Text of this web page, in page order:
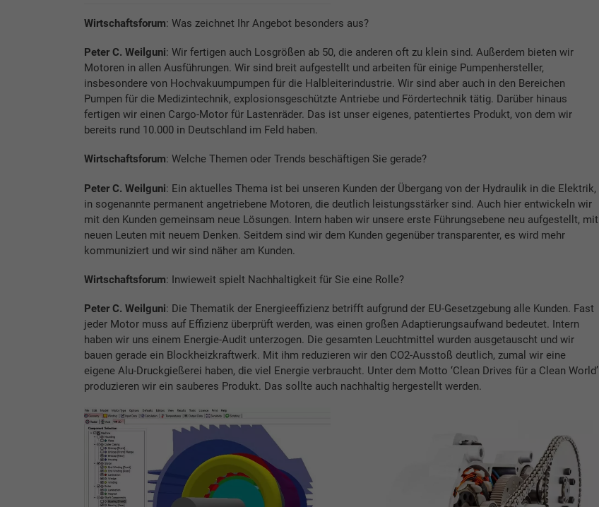
Wirtschaftsforum: Was zeichnet Ihr Angebot besonders aus?
Peter C. Weilguni: Wir fertigen auch Losgrößen ab 50, die anderen oft zu klein sind. Außerdem bieten wir
Motoren in allen Ausführungen. Wir sind breit aufgestellt und arbeiten für einige Pumpenhersteller,
insbesondere von Hochvakuumpumpen für die Halbleiterindustrie. Wir sind aber auch in den Bereichen
Pumpen für die Medizintechnik, explosionsgeschützte Antriebe und Fördertechnik tätig. Darüber hinaus
fertigen wir einen Cargo-Motor für Lastenräder. Das ist unser eigenes, patentiertes Produkt, von dem wir
bereits rund 10.000 in Deutschland im Feld haben.
Wirtschaftsforum: Welche Themen oder Trends beschäftigen Sie gerade?
Peter C. Weilguni: Ein aktuelles Thema ist bei unseren Kunden der Übergang von der Hydraulik in die Elektrik,
in sogenannte permanent angetriebene Motoren, die deutlich leistungsstärker sind. Auch hier entwickeln wir
mit den Kunden gemeinsam neue Lösungen. Intern haben wir unsere erste Führungsebene neu aufgestellt, mit
neuen Leuten mit neuem Denken. Seitdem sind wir dem Kunden gegenüber transparenter, es wird mehr
kommuniziert und wir sind näher am Kunden.
Wirtschaftsforum: Inwieweit spielt Nachhaltigkeit für Sie eine Rolle?
Peter C. Weilguni: Die Thematik der Energieeffizienz betrifft aufgrund der EU-Gesetzgebung alle Kunden. Fast
jeder Motor muss auf Effizienz überprüft werden, was einen großen Adaptierungsaufwand bedeutet. Intern
haben wir uns einem Energie-Audit unterzogen. Die gesamten Leuchtmittel wurden ausgetauscht und wir
bauen gerade ein Blockheizkraftwerk. Mit ihm reduzieren wir den CO2-Ausstoß deutlich, zumal wir eine
eigene Alu-Druckgießerei haben, die viel Energie verbraucht. Unter dem Motto ‘Clean Drives für a Clean World’
produzieren wir ein sauberes Produkt. Das sollte auch nachhaltig hergestellt werden.